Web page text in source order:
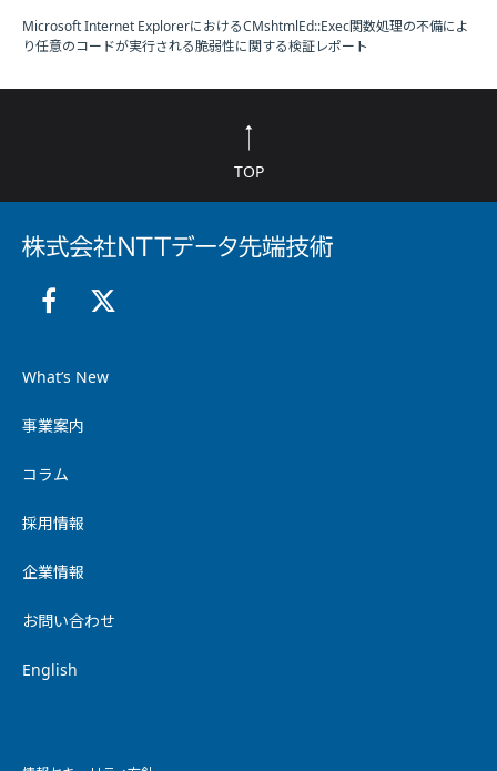
Microsoft Internet ExplorerにおけるCMshtmlEd::Exec関数処理の不備によ
り任意のコードが実行される脆弱性に関する検証レポート
TOP
What’s New
事業案内
コラム
採用情報
企業情報
お問い合わせ
English